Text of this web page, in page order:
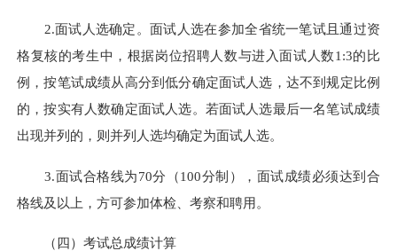
2.面试人选确定。面试人选在参加全省统一笔试且通过资
格复核的考生中，根据岗位招聘人数与进入面试人数1:3的比
例，按笔试成绩从高分到低分确定面试人选，达不到规定比例
的，按实有人数确定面试人选。若面试人选最后一名笔试成绩
出现并列的，则并列人选均确定为面试人选。
3.面试合格线为70分（100分制），面试成绩必须达到合
格线及以上，方可参加体检、考察和聘用。
（四）考试总成绩计算